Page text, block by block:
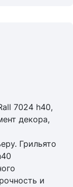
7024 h40,
декора,
Грильято
и